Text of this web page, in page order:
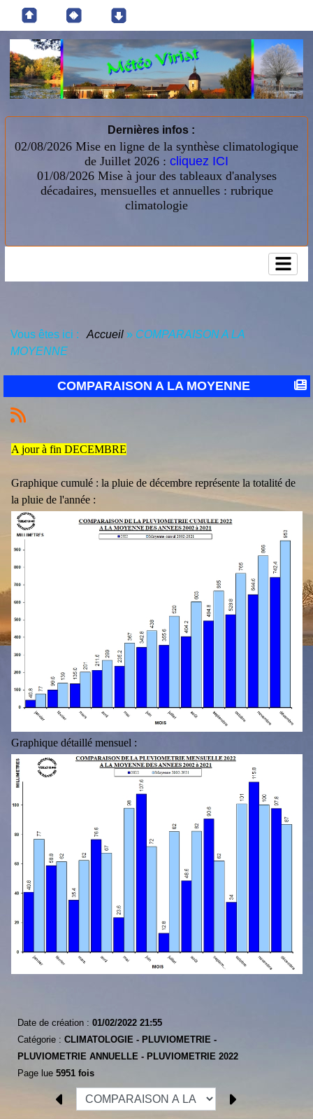
Dernières infos :
02/08/2026 Mise en ligne de la synthèse climatologique
de Juillet 2026 : cliquez ICI
01/08/2026 Mise à jour des tableaux d'analyses
décadaires, mensuelles et annuelles : rubrique
climatologie
Vous êtes ici : Accueil » COMPARAISON A LA
MOYENNE
COMPARAISON A LA MOYENNE
A jour à fin DECEMBRE
Graphique cumulé : la pluie de décembre représente la totalité de
la pluie de l'année :
Graphique détaillé mensuel :
Date de création : 01/02/2022 21:55
Catégorie : CLIMATOLOGIE - PLUVIOMETRIE -
PLUVIOMETRIE ANNUELLE - PLUVIOMETRIE 2022
Page lue 5951 fois